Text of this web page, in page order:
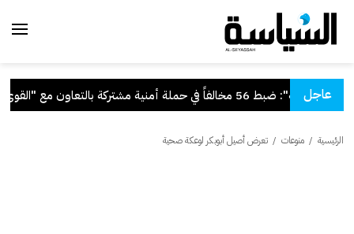
عاجل
"الداخلية": ضبط 56 مخالفاً في حملة أمنية مشتركة بالتعاون مع "القوى العاملة"
الرئيسية / منوعات / تعرض أصيل أبوبكر لوعكة صحية